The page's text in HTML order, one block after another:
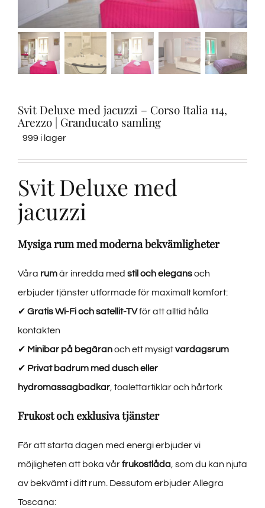
Provsmakningar
Vinprovning
Kontakter
Ebay
Svit Deluxe med jacuzzi – Corso Italia 114,
Arezzo | Granducato samling
999 i lager
Svit Deluxe med
jacuzzi
Mysiga rum med moderna bekvämligheter
Våra rumär inredda med stil och elegansoch
erbjuder tjänster utformade för maximalt komfort:
✔ Gratis Wi-Fi och satellit-TVför att alltid hålla
kontakten
✔ Minibar på begäranoch ett mysigtvardagsrum
✔ Privat badrum med dusch eller
hydromassagbadkar , toalettartiklar och hårtork
Frukost och exklusiva tjänster
För att starta dagen med energi erbjuder vi
möjligheten att boka vårfrukostlåda, som du kan njuta
av bekvämt i ditt rum. Dessutom erbjuder Allegra
Toscana: